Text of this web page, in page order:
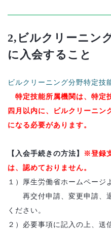
2, ビルクリーニン
に入会すること
ビルクリーニング分野特定技
特定技能所属機関は、特定
四月以内に、ビルクリーニン
になる必要があります。
【入会手続きの方法】
※登録
は、認めておりません。
１）厚生労働省ホームページ
再交付申請、変更申請、
ください。
２）必要事項に記入の上、送